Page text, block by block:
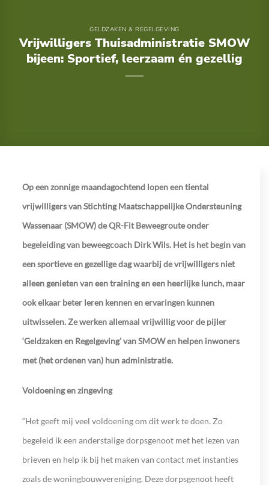
GELDZAKEN & REGELGEVING
Vrijwilligers Thuisadministratie SMOW
bijeen: Sportief, leerzaam én gezellig
Op een zonnige maandagochtend lopen een tiental
vrijwilligers van Stichting Maatschappelijke Ondersteuning
Wassenaar (SMOW) de QR-Fit Beweegroute onder
begeleiding van beweegcoach Dirk Wils. Het is het begin van
een sportieve en gezellige dag waarbij de vrijwilligers niet
alleen genieten van een training en een heerlijke lunch, maar
ook elkaar beter leren kennen en ervaringen kunnen
uitwisselen. Ze werken allemaal vrijwillig voor de pijler
‘Geldzaken en Regelgeving’ van SMOW en helpen inwoners
met (het ordenen van) hun administratie.
Voldoening en zingeving
“Het geeft mij veel voldoening om dit werk te doen. Zo
begeleid ik een anderstalige dorpsgenoot met het lezen van
brieven en help ik bij het maken van contact met instanties
zoals de woningbouwvereniging. Deze dorpsgenoot heeft